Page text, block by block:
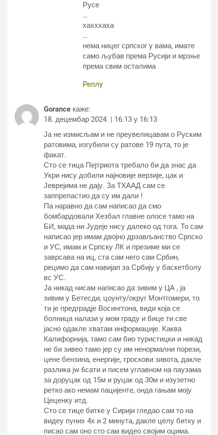
Русе
…
хахххаха
…
нема ницег српског у вама, имате
само љубав према Русији и мрзње
према свим осталима
Реплy
Gorance каже:
18. децембар 2024. | 16:13 у 16:13
Ја не измисљам и не преувелицавам о Руским
ратовима, изгубили су ратове 19 пута, то је
факат.
Сто се тица Пејтриота требало би да знас да
Укри нису добили најновије верзије, цак и
Јеврејима не дају. За ТХААД сам се
заппрепастио да су им дали !
Па наравно да сам написао да смо
бомбардовали Хезбал главне олосе тамо на
БИ, мада ни Јудеје нису далеко од тога. То сам
написао јер имам двојно дрзављанство Српско
и УС, имам и Српску ЛК и презиме ми се
заврсава на иц, ста сам него сам Србин,
рецимо да сам навијап за Србију у баскетболу
вс УС.
Ја никад нисам написао да зивим у ЦА , ја
зивим у Бетесди, цоунтy/округ Монтгомери, то
ти је предградје Восингтона, види која се
болница налази у мом граду и бице ти све
јасно одакле хватам информације. Каква
Калифорнија, тамо сам био туристицки и никад
не би зивео тамо јер су им ненормални порези,
цене бензина, енергије, троскови зивота, дакле
разлика јw 6сати и писем углавном на паузама
за доруцак од 15м и руцак од 30м и изузетно
ретко ако немам пацијенте, онда гањам моју
Цеценку итд.
Сто се тице битке у Сирији гледао сам то на
видеу пуних 4х и 2 минута, дакле целу битку и
писао сам оно сто сам видео својим оцима.